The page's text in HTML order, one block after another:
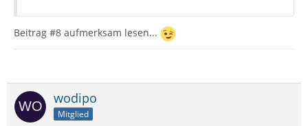
Beitrag #8 aufmerksam lesen...
wodipo
Mitglied